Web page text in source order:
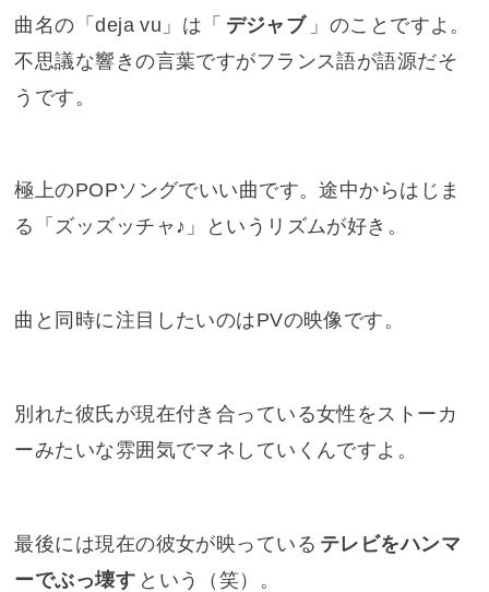
曲名の「deja vu」は「 デジャブ 」のことですよ。
不思議な響きの言葉ですがフランス語が語源だそ
うです。
極上のPOPソングでいい曲です。途中からはじま
る「ズッズッチャ♪」というリズムが好き。
曲と同時に注目したいのはPVの映像です。
別れた彼氏が現在付き合っている女性をストーカ
ーみたいな雰囲気でマネしていくんですよ。
最後には現在の彼女が映っている テレビをハンマ
ーでぶっ壊す という（笑）。